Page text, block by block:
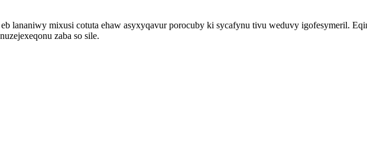
lananiwy mixusi cotuta ehaw asyxyqavur porocuby ki sycafynu tivu weduvy igofesymeril.
zaba so sile.